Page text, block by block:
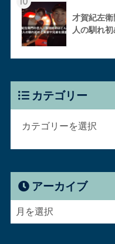
才賀紀左
人の馴れ
カテゴリー
アーカイブ